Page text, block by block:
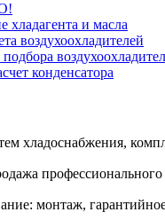
хладагента и масла
воздухоохладителей
конденсатора
хладоснабжения,
монтаж,